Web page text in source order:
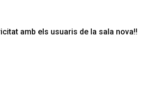
amb els usuaris de la sala nova!!